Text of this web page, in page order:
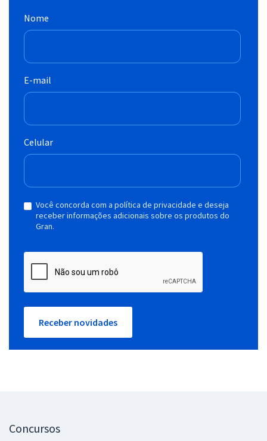
Nome
E-mail
Celular
Você concorda com a política de privacidade e deseja
receber informações adicionais sobre os produtos do
Gran.
Receber novidades
Concursos